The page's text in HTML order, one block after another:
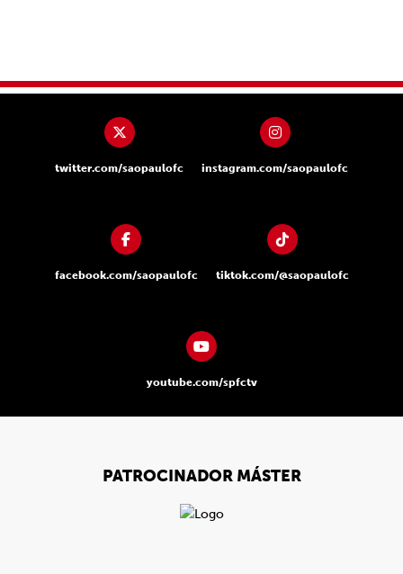
twitter.com/saopaulofc instagram.com/saopaulofc
facebook.com/saopaulofc tiktok.com/@saopaulofc
youtube.com/spfctv
PATROCINADOR MÁSTER